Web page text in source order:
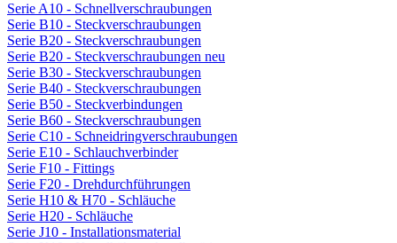
Serie A10 - Schnellverschraubungen
Serie B10 - Steckverschraubungen
Serie B20 - Steckverschraubungen
Serie B20 - Steckverschraubungen neu
Serie B30 - Steckverschraubungen
Serie B40 - Steckverschraubungen
Serie B50 - Steckverbindungen
Serie B60 - Steckverschraubungen
Serie C10 - Schneidringverschraubungen
Serie E10 - Schlauchverbinder
Serie F10 - Fittings
Serie F20 - Drehdurchführungen
Serie H10 & H70 - Schläuche
Serie H20 - Schläuche
Serie J10 - Installationsmaterial